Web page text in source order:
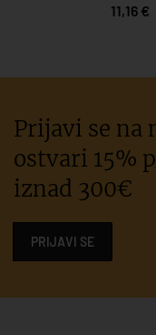
11,16 €
Prijavi se na
ostvari 15%
iznad 300€
PRIJAVI SE